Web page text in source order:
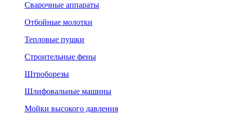
Сварочные аппараты
Отбойные молотки
Тепловые пушки
Строительные фены
Штроборезы
Шлифовальные машины
Мойки высокого давления